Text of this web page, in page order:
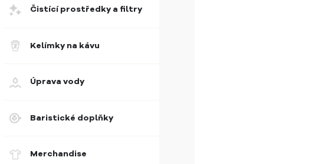
Čistící prostředky a filtry
Kelímky na kávu
Úprava vody
Baristické doplňky
Merchandise